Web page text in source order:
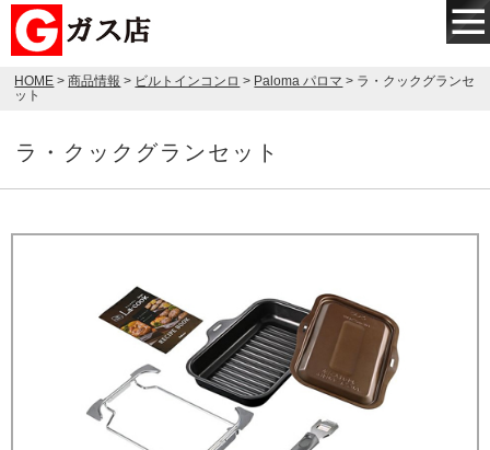
HOME >商品情報 > ビルトインコンロ > Paloma パロマ > ラ・クックグランセ
ット
ラ・クックグランセット